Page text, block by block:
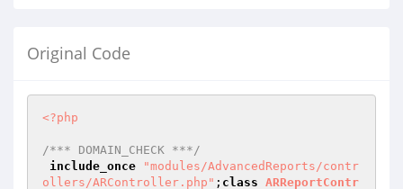
Original Code
<?php
/*** DOMAIN_CHECK ***/
include_once
"modules/AdvancedReports/contr
ollers/ARController.php" ; class ARReportContr